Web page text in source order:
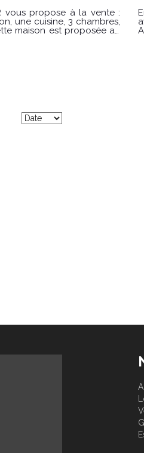
vous propose à la vente :